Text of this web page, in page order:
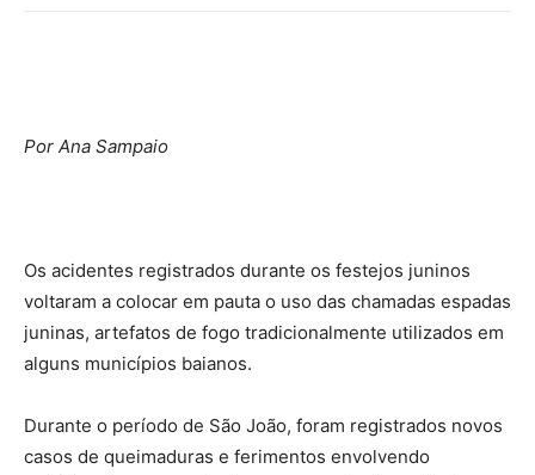
Por Ana Sampaio
Os acidentes registrados durante os festejos juninos
voltaram a colocar em pauta o uso das chamadas espadas
juninas, artefatos de fogo tradicionalmente utilizados em
alguns municípios baianos.
Durante o período de São João, foram registrados novos
casos de queimaduras e ferimentos envolvendo